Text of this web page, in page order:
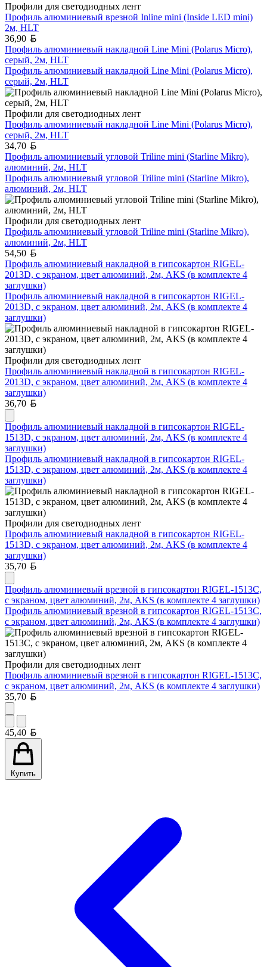
Профили для светодиодных лент
Профиль алюминиевый врезной Inline mini (Inside LED mini)
2м, HLT
36,90
Профиль алюминиевый накладной Line Mini (Polarus Micro),
серый, 2м, HLT
Профиль алюминиевый накладной Line Mini (Polarus Micro),
серый, 2м, HLT
Профили для светодиодных лент
Профиль алюминиевый накладной Line Mini (Polarus Micro),
серый, 2м, HLT
34,70
Профиль алюминиевый угловой Triline mini (Starline Mikro),
алюминий, 2м, HLT
Профиль алюминиевый угловой Triline mini (Starline Mikro),
алюминий, 2м, HLT
Профили для светодиодных лент
Профиль алюминиевый угловой Triline mini (Starline Mikro),
алюминий, 2м, HLT
54,50
Профиль алюминиевый накладной в гипсокартон RIGEL-
2013D, с экраном, цвет алюминий, 2м, AKS (в комплекте 4
заглушки)
Профиль алюминиевый накладной в гипсокартон RIGEL-
2013D, с экраном, цвет алюминий, 2м, AKS (в комплекте 4
заглушки)
Профили для светодиодных лент
Профиль алюминиевый накладной в гипсокартон RIGEL-
2013D, с экраном, цвет алюминий, 2м, AKS (в комплекте 4
заглушки)
36,70
Профиль алюминиевый накладной в гипсокартон RIGEL-
1513D, с экраном, цвет алюминий, 2м, AKS (в комплекте 4
заглушки)
Профиль алюминиевый накладной в гипсокартон RIGEL-
1513D, с экраном, цвет алюминий, 2м, AKS (в комплекте 4
заглушки)
Профили для светодиодных лент
Профиль алюминиевый накладной в гипсокартон RIGEL-
1513D, с экраном, цвет алюминий, 2м, AKS (в комплекте 4
заглушки)
35,70
Профиль алюминиевый врезной в гипсокартон RIGEL-1513C,
с экраном, цвет алюминий, 2м, AKS (в комплекте 4 заглушки)
Профиль алюминиевый врезной в гипсокартон RIGEL-1513C,
с экраном, цвет алюминий, 2м, AKS (в комплекте 4 заглушки)
Профили для светодиодных лент
Профиль алюминиевый врезной в гипсокартон RIGEL-1513C,
с экраном, цвет алюминий, 2м, AKS (в комплекте 4 заглушки)
35,70
45,40
Купить